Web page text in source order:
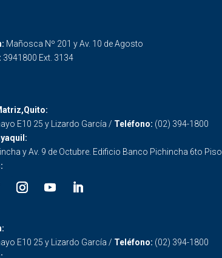
Mañosca Nº 201 y Av. 10 de Agosto
3941800 Ext. 3134
E10 25 y Lizardo García / Teléfono: (02) 394-1800
y Av. 9 de Octubre. Edificio Banco Pichincha 6to Piso
E10 25 y Lizardo García / Teléfono: (02) 394-1800